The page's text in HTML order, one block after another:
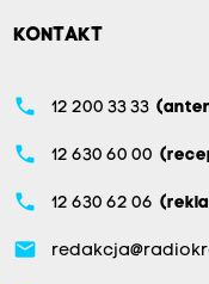
KONTAKT
phone 12 200 33 33
phone 12 630 60 00
phone 12 630 62 06
email